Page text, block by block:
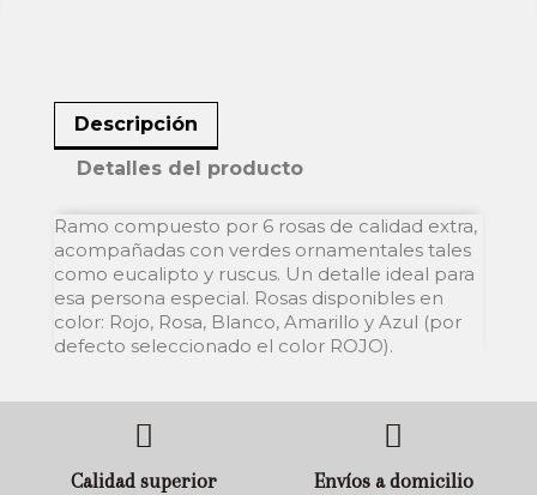
Descripción
Detalles del producto
Ramo compuesto por 6 rosas de calidad extra,
acompañadas con verdes ornamentales tales
como eucalipto y ruscus. Un detalle ideal para
esa persona especial. Rosas disponibles en
color: Rojo, Rosa, Blanco, Amarillo y Azul (por
defecto seleccionado el color ROJO).
Calidad superior Envíos a domicilio